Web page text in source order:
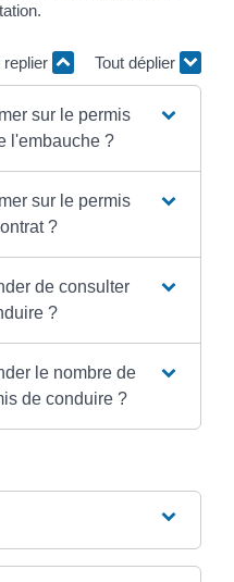
replier Tout déplier
sur le permis
l'embauche ?
sur le permis
?
de consulter
?
le nombre de
de conduire ?